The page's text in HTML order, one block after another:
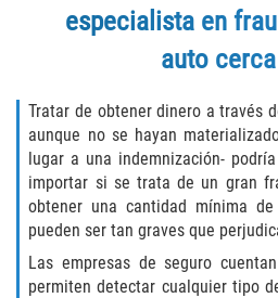
Grand Theft
Petty Theft
Receiving Stolen
Robbery
Violent Crimes
White Collar
especialista en
auto
Tratar de obtener dinero a través
aunque no se hayan
lugar a una indemnización-
importar si se trata de un gran
obtener una cantidad mínima
pueden ser tan graves que
Las empresas de seguro
permiten detectar cualquier tipo